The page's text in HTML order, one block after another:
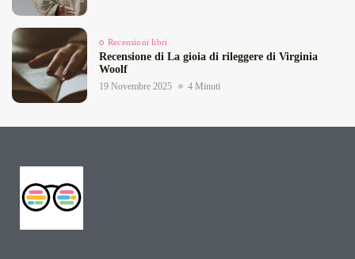
Recensioni libri
Recensione di La gioia di rileggere di Virginia
Woolf
19 Novembre 2025 4 Minuti